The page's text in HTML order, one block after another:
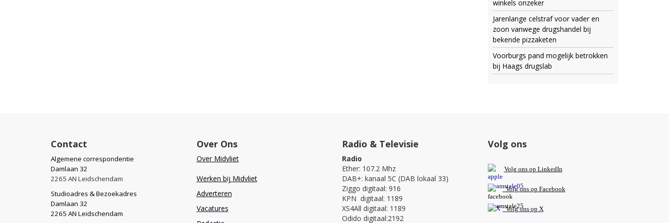
winkels onzeker
Jarenlange celstraf voor vader en
zoon vanwege drugshandel bij
bekende pizzaketen
Voorburgs pand mogelijk betrokken
bij Haags drugslab
Contact
Algemene correspondentie
Damlaan 32
2265 AN Leidschendam
Studioadres & Bezoekadres
Damlaan 32
2265 AN Leidschendam
Over Ons
Over Midvliet
Werken bij Midvliet
Adverteren
Vacatures
Radio & Televisie
Radio
Ether: 107.2 Mhz
DAB+: kanaal 5C (DAB lokaal 33)
Ziggo digitaal: 916
KPN digitaal: 1189
XS4All digitaal: 1189
Odido digitaal:2192
Volg ons
Volg ons op LinkedIn
Volg ons op Facebook
Volg ons op X